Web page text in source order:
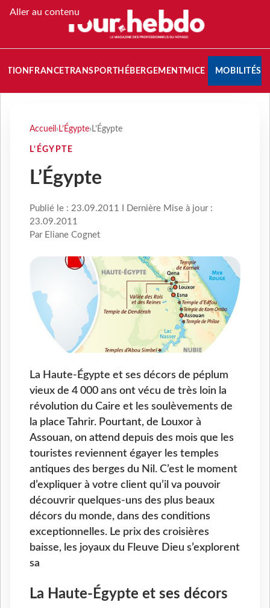
Aller au contenu
FRANCETRANSPORT HÉBERGEMENTMICE MOBILITÉS
Accueil › L’Égypte› L’Égypte
L’ÉGYPTE
L’Égypte
Publié le : 23.09.2011 I Dernière Mise à jour :
23.09.2011
Par Eliane Cognet
La Haute-Égypte et ses décors de péplum
vieux de 4 000 ans ont vécu de très loin la
révolution du Caire et les soulèvements de
la place Tahrir. Pourtant, de Louxor à
Assouan, on attend depuis des mois que les
touristes reviennent égayer les temples
antiques des berges du Nil. C’est le moment
d’expliquer à votre client qu’il va pouvoir
découvrir quelques-uns des plus beaux
décors du monde, dans des conditions
exceptionnelles. Le prix des croisières
baisse, les joyaux du Fleuve Dieu s’explorent
sa
La Haute-Égypte et ses décors